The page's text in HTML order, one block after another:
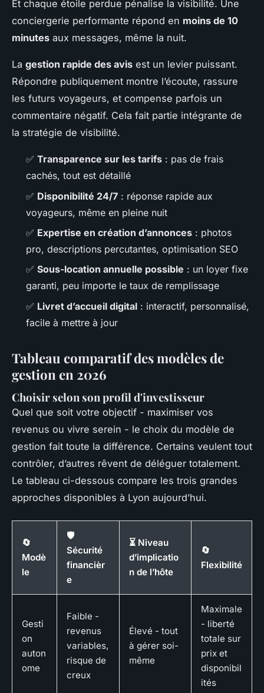
Et chaque étoile perdue pénalise la visibilité. Une
conciergerie performante répond en moins de 10
minutes aux messages, même la nuit.
La gestion rapide des avis est un levier puissant.
Répondre publiquement montre l’écoute, rassure
les futurs voyageurs, et compense parfois un
commentaire négatif. Cela fait partie intégrante de
la stratégie de visibilité.
✅ Transparence sur les tarifs : pas de frais
cachés, tout est détaillé
✅ Disponibilité 24/7 : réponse rapide aux
voyageurs, même en pleine nuit
✅ Expertise en création d’annonces : photos
pro, descriptions percutantes, optimisation SEO
✅ Sous-location annuelle possible : un loyer fixe
garanti, peu importe le taux de remplissage
✅ Livret d’accueil digital : interactif, personnalisé,
facile à mettre à jour
Tableau comparatif des modèles de
gestion en 2026
Choisir selon son profil d'investisseur
Quel que soit votre objectif - maximiser vos
revenus ou vivre serein - le choix du modèle de
gestion fait toute la différence. Certains veulent tout
contrôler, d’autres rêvent de déléguer totalement.
Le tableau ci-dessous compare les trois grandes
approches disponibles à Lyon aujourd’hui.
🔄
Modè
le
🛡️
Sécurité
financièr
e
⏳ Niveau
d’implicatio
n de l’hôte
🔄
Flexibilité
Gesti
on
auton
ome
Faible -
revenus
variables,
risque de
creux
Élevé - tout
à gérer soi-
même
Maximale
- liberté
totale sur
prix et
disponibil
ités